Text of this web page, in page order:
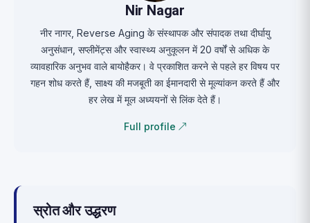
Nir Nagar
नीर नागर, Reverse Aging के संस्थापक और संपादक तथा दीर्घायु
अनुसंधान, सप्लीमेंट्स और स्वास्थ्य अनुकूलन में 20 वर्षों से अधिक के
व्यावहारिक अनुभव वाले बायोहैकर। वे प्रकाशित करने से पहले हर विषय पर
गहन शोध करते हैं, साक्ष्य की मजबूती का ईमानदारी से मूल्यांकन करते हैं और
हर लेख में मूल अध्ययनों से लिंक देते हैं।
Full profile ↗
स्रोत और उद्धरण